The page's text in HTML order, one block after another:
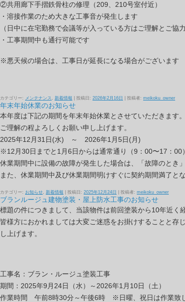
②共用廊下手摺鉄骨柱の修理（209、210号室付近）
・溶接作業のため大きな工事音が発生します
（日中に在宅勤務で会議等が入っている方はご理解とご協
・工事期間中も通行可能です
※悪天候の場合は、工事日が延長になる場合がございます
カテゴリー: メンテナンス 新着情報 | 投稿日: 2026年2月16日 投稿者: meikoku_owner
年末年始休業のお知らせ
本年度は下記の期間を年末年始休業とさせていただきます。
ご理解の程よろしくお願い申し上げます。
2025年12月31日(水) ～ 2026年1月5日(月)
※12月30日までと1月6日からは通常通り（9：00〜17：00
休業期間中に設備の故障が発生した場合は、「故障のとき
また、休業期間中及び休業期間明けすぐに契約期間満了と
カテゴリー: お知らせ 新着情報 | 投稿日: 2025年12月24日 投稿者: meikoku_owner
ブランルージュ建物塗装・屋上防水工事のお知らせ
標題の件につきまして、当該物件は前回塗装から10年近
皆様方におかれましては大変ご迷惑をお掛けすることと
し上げます。
工事名：ブラン・ルージュ塗装工事
期間：2025年9月24日（水）～2026年1月10日（土）
作業時間 午前8時30分～午後6時 ※日曜、祝日は作業致し